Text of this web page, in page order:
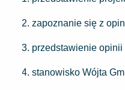
zapoznanie się z
przedstawienie opinii
stanowisko Wójta